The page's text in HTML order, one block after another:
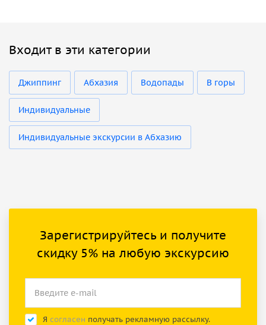
Входит в эти категории
Джиппинг Абхазия Водопады В горы
Индивидуальные
Индивидуальные экскурсии в Абхазию
Зарегистрируйтесь и получите
скидку 5% на любую экскурсию
Я согласен получать рекламную рассылку.